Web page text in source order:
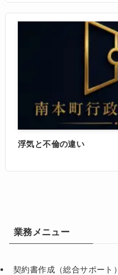
浮気と不倫の違い
業務メニュー
契約書作成（総合サポート）